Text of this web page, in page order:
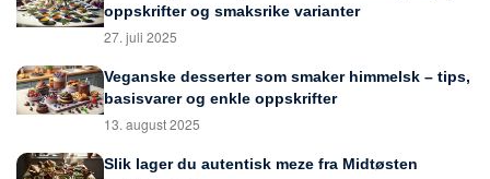
oppskrifter og smaksrike varianter
27. juli 2025
Veganske desserter som smaker himmelsk – tips,
basisvarer og enkle oppskrifter
13. august 2025
Slik lager du autentisk meze fra Midtøsten